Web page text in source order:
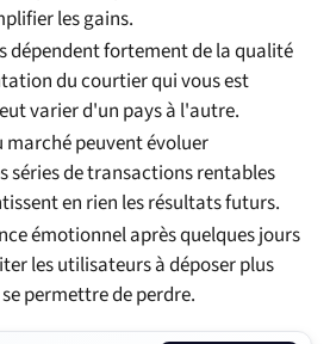
les gains.
dépendent fortement de la qualité
du courtier qui vous est
varier d'un pays à l'autre.
marché peuvent évoluer
séries de transactions rentables
en rien les résultats futurs.
émotionnel après quelques jours
les utilisateurs à déposer plus
permettre de perdre.